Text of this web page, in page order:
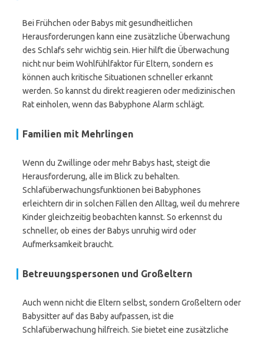
Bei Frühchen oder Babys mit gesundheitlichen
Herausforderungen kann eine zusätzliche Überwachung
des Schlafs sehr wichtig sein. Hier hilft die Überwachung
nicht nur beim Wohlfühlfaktor für Eltern, sondern es
können auch kritische Situationen schneller erkannt
werden. So kannst du direkt reagieren oder medizinischen
Rat einholen, wenn das Babyphone Alarm schlägt.
Familien mit Mehrlingen
Wenn du Zwillinge oder mehr Babys hast, steigt die
Herausforderung, alle im Blick zu behalten.
Schlafüberwachungsfunktionen bei Babyphones
erleichtern dir in solchen Fällen den Alltag, weil du mehrere
Kinder gleichzeitig beobachten kannst. So erkennst du
schneller, ob eines der Babys unruhig wird oder
Aufmerksamkeit braucht.
Betreuungspersonen und Großeltern
Auch wenn nicht die Eltern selbst, sondern Großeltern oder
Babysitter auf das Baby aufpassen, ist die
Schlafüberwachung hilfreich. Sie bietet eine zusätzliche